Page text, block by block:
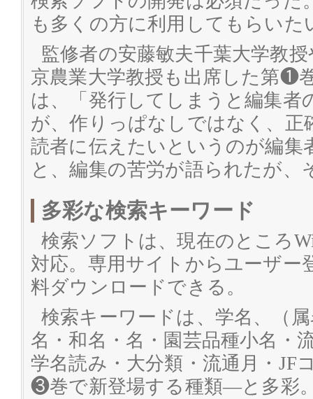
も多くの方に利用してもらい
監修者の安藤敏夫千葉大学教
京農業大学教授も出席した第❶
は、「発行してしまうと編集者
が、作りっぱなしではなく、正
読者に伝えたいというのが編集
と、編集の苦労が語られたが、
多彩な検索キーワード
検索ソフトは、現在のところ
対応。専用サイトからユーザー
料ダウンロードできる。
検索キーワードは、学名、（
名・和名・名・園芸品種小名・
学名読み・大分類・流通月・JF
❸巻で新登場する種類―と多彩